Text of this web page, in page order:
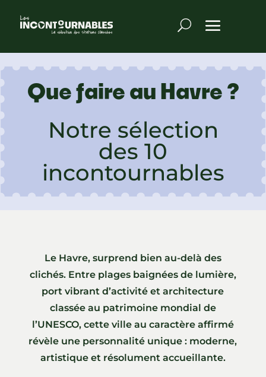
Que faire au Havre ?
Notre sélection
des 10
incontournables
Le Havre, surprend bien au-delà des
clichés. Entre plages baignées de lumière,
port vibrant d’activité et architecture
classée au patrimoine mondial de
l’UNESCO, cette ville au caractère affirmé
révèle une personnalité unique : moderne,
artistique et résolument accueillante.